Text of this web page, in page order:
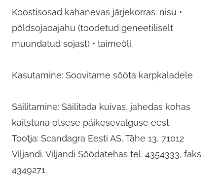
Koostisosad kahanevas järjekorras: nisu •
põldsojaoajahu (toodetud geneetiliselt
muundatud sojast) • taimeõli.
Kasutamine: Soovitame sööta karpkaladele
Säilitamine: Säilitada kuivas, jahedas kohas
kaitstuna otsese päikesevalguse eest.
Tootja: Scandagra Eesti AS, Tähe 13, 71012
Viljandi. Viljandi Söödatehas tel. 4354333, faks
4349271.